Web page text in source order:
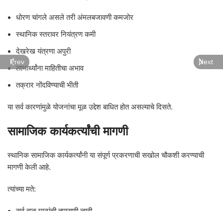
धोरण चांगले असले तरी अंमलबजावणी कमजोर
स्थानिक स्तरावर नियंत्रण कमी
देखरेख यंत्रणा अपुरी
लाभार्थ्यांना माहितीचा अभाव
तक्रार नोंदविण्याची भीती
या सर्व कारणांमुळे योजनांचा मूळ उद्देश बाधित होत असल्याचे दिसते.
सामाजिक कार्यकर्त्यांची मागणी
स्थानिक सामाजिक कार्यकर्त्यांनी या संपूर्ण प्रकरणाची सखोल चौकशी करण्याची
मागणी केली आहे.
त्यांच्या मते:
Prev Next